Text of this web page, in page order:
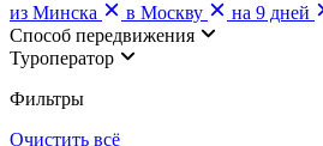
из Минска
в Москву на 9 дней
Cпособ передвижения
Туроператор
Фильтры
Очистить всё